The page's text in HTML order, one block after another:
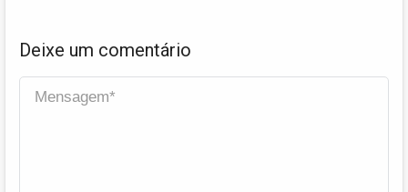
Deixe um comentário